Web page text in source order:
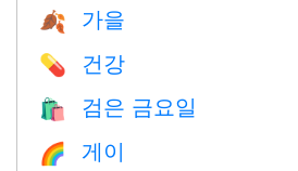
🍂 가을
💊 건강
🛍 검은 금요일
🌈 게이